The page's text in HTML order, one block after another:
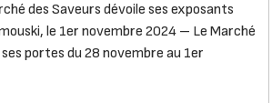
des Saveurs dévoile ses exposants
le 1er novembre 2024 – Le Marché
portes du 28 novembre au 1er